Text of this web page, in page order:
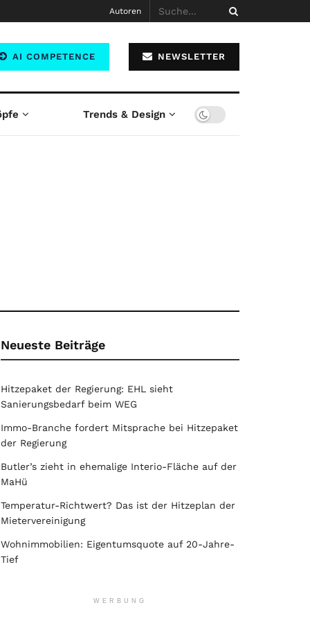
Autoren
AI COMPETENCE NEWSLETTER
Trends & Design
Neueste Beiträge
Hitzepaket der Regierung: EHL sieht
Sanierungsbedarf beim WEG
Immo-Branche fordert Mitsprache bei Hitzepaket
der Regierung
Butler’s zieht in ehemalige Interio-Fläche auf der
MaHü
Temperatur-Richtwert? Das ist der Hitzeplan der
Mietervereinigung
Wohnimmobilien: Eigentumsquote auf 20-Jahre-
Tief
WERBUNG